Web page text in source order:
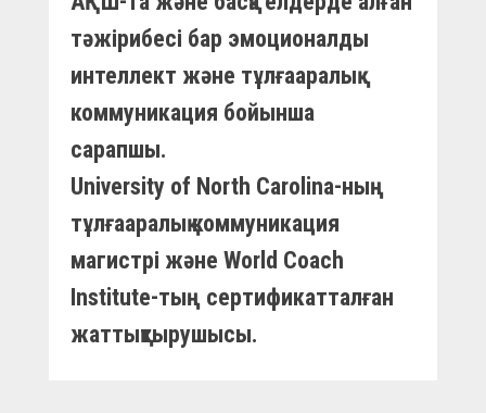
тәжірибесі бар эмоционалды
интеллект және тұлғааралық
коммуникация бойынша
сарапшы.
University of North Carolina-ның
тұлғааралық коммуникация
магистрі және World Coach
Institute-тың сертификатталған
жаттықтырушысы.